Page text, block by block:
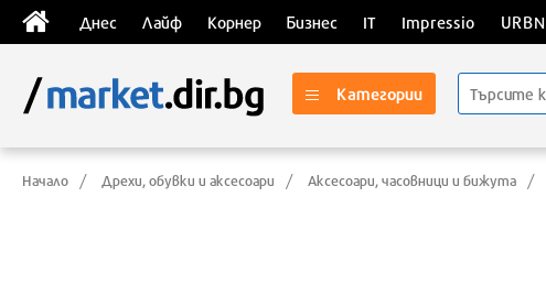
Днес Лайф Корнер Бизнес IT Impressio URBN
Категории
Начало Дрехи, обувки и аксесоари Аксесоари, часовници и бижута